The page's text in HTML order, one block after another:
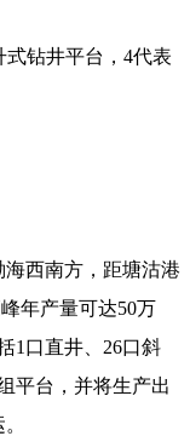
式钻井平台，4代表
西南方，距塘沽港
年产量可达50万
1口直井、26口斜
平台，并将生产出